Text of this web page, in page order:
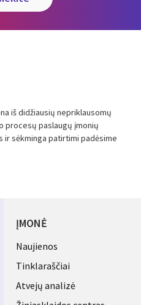
iš didžiausių nepriklausomų
procesų paslaugų įmonių
ir sėkminga patirtimi padėsime
ĮMONĖ
Useful
links
LITHUANIA
Naujienos
Tinklaraščiai
Atvejų analizė